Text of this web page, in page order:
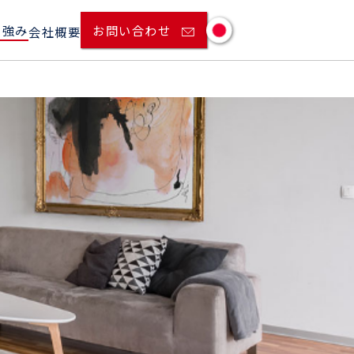
み会社概要 お問い合わせ